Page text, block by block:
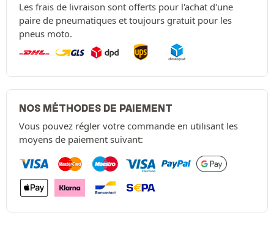
Les frais de livraison sont offerts pour l'achat d'une
paire de pneumatiques et toujours gratuit pour les
pneus moto.
NOS MÉTHODES DE PAIEMENT
Vous pouvez régler votre commande en utilisant les
moyens de paiement suivant: